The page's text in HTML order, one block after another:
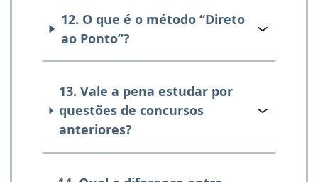
12. O que é o método “Direto
ao Ponto”?
13. Vale a pena estudar por
questões de concursos
anteriores?